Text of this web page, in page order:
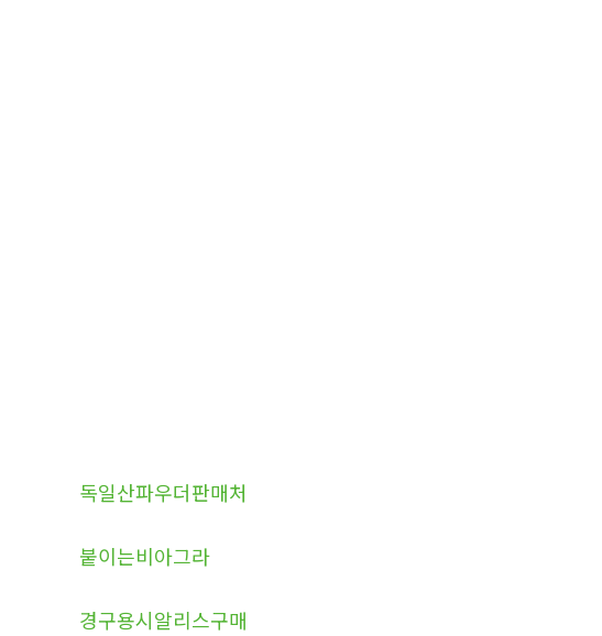
독일산파우더판매처
붙이는비아그라
경구용시알리스구매